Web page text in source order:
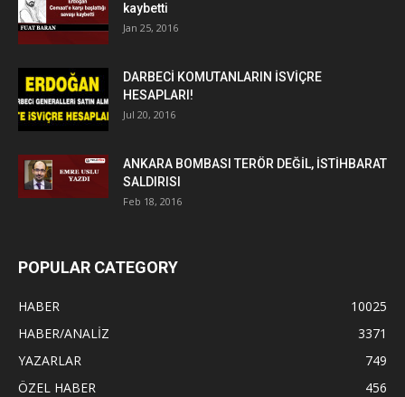
kaybetti
Jan 25, 2016
DARBECİ KOMUTANLARIN İSVİÇRE
HESAPLARI!
Jul 20, 2016
ANKARA BOMBASI TERÖR DEĞİL, İSTİHBARAT
SALDIRISI
Feb 18, 2016
POPULAR CATEGORY
HABER
10025
HABER/ANALİZ
3371
YAZARLAR
749
ÖZEL HABER
456